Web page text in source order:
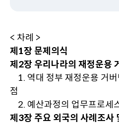
< 차례 >
제1장 문제의식
제2장 우리나라의 재정운용
1. 역대 정부 재정운용 거
점
2. 예산과정의 업무프로세
제3장 주요 외국의 사례조사